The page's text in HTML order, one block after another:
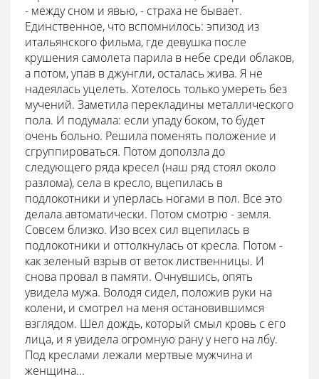
- между сном и явью, - страха не бывает.
Единственное, что вспомнилось: эпизод из
итальянского фильма, где девушка после
крушения самолета парила в небе среди облаков,
а потом, упав в джунгли, осталась жива. Я не
надеялась уцелеть. Хотелось только умереть без
мучений. Заметила перекладины металлического
пола. И подумала: если упаду боком, то будет
очень больно. Решила поменять положение и
сгруппироваться. Потом доползла до
следующего ряда кресел (наш ряд стоял около
разлома), села в кресло, вцепилась в
подлокотники и уперлась ногами в пол. Все это
делала автоматически. Потом смотрю - земля.
Совсем близко. Изо всех сил вцепилась в
подлокотники и оттолкнулась от кресла. Потом -
как зеленый взрыв от веток лиственницы. И
снова провал в памяти. Очнувшись, опять
увидела мужа. Володя сидел, положив руки на
колени, и смотрел на меня остановившимся
взглядом. Шел дождь, который смыл кровь с его
лица, и я увидела огромную рану у него на лбу.
Под креслами лежали мертвые мужчина и
женщина...